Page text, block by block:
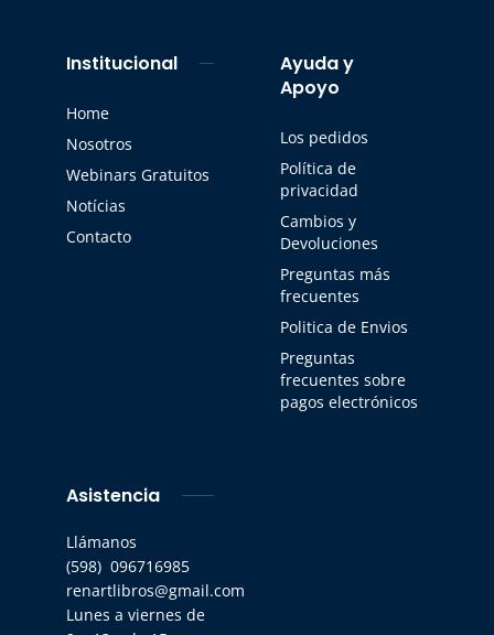
Institucional
Home
Nosotros
Webinars Gratuitos
Notícias
Contacto
Ayuda y
Apoyo
Los pedidos
Política de
privacidad
Cambios y
Devoluciones
Preguntas más
frecuentes
Politica de Envios
Preguntas
frecuentes sobre
pagos electrónicos
Asistencia
Llámanos
(598) 096716985
renartlibros@gmail.com
Lunes a viernes de